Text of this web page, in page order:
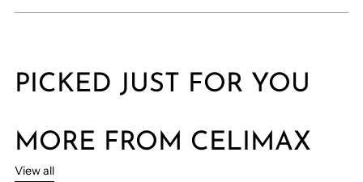
PICKED JUST FOR YOU
MORE FROM CELIMAX
View all